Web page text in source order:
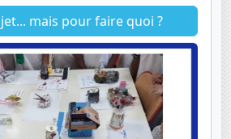
mais pour faire quoi ?